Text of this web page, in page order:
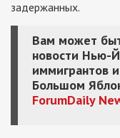
задержанных.
Вам может
новости Нью-
иммигрантов
Большом
ForumDaily